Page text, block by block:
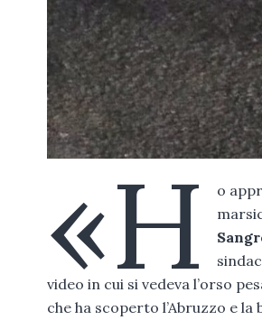
«H o
video in cui si vedeva l’orso
che ha scoperto l’Abruzzo e